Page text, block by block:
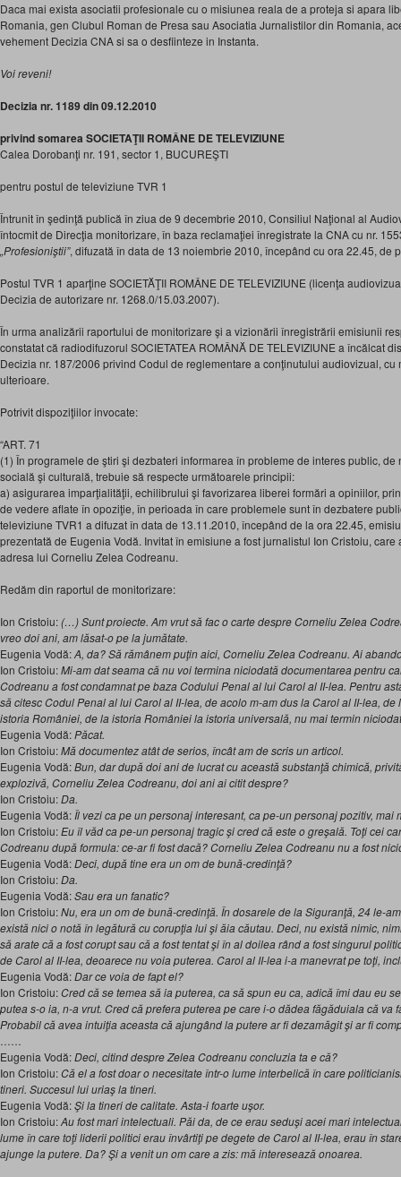
Daca mai exista asociatii profesionale cu o misiunea reala de a proteja si apara
Romania, gen Clubul Roman de Presa sau Asociatia Jurnalistilor din Romania,
vehement Decizia CNA si sa o desfiinteze in Instanta.
Voi reveni!
Decizia nr. 1189 din 09.12.2010
privind somarea SOCIETAŢII ROMÂNE DE TELEVIZIUNE
Calea Dorobanţi nr. 191, sector 1, BUCUREŞTI
pentru postul de televiziune TVR 1
Întrunit în şedinţă publică în ziua de 9 decembrie 2010, Consiliul Naţional al
întocmit de Direcţia monitorizare, în baza reclamaţiei înregistrate la CNA cu nr.
„Profesioniştii”, difuzată în data de 13 noiembrie 2010, începând cu ora 22.45, de
Postul TVR 1 aparţine SOCIETĂŢII ROMÂNE DE TELEVIZIUNE (licenţa
Decizia de autorizare nr. 1268.0/15.03.2007).
În urma analizării raportului de monitorizare şi a vizionării înregistrării emisiunii
constatat că radiodifuzorul SOCIETATEA ROMÂNĂ DE TELEVIZIUNE a încălcat
Decizia nr. 187/2006 privind Codul de reglementare a conţinutului audiovizual,
ulterioare.
Potrivit dispoziţiilor invocate:
“ART. 71
(1) În programele de ştiri şi dezbateri informarea în probleme de interes public,
socială şi culturală, trebuie să respecte următoarele principii:
a) asigurarea imparţialităţii, echilibrului şi favorizarea liberei formări a opiniilor,
de vedere aflate în opoziţie, în perioada în care problemele sunt în dezbatere
televiziune TVR1 a difuzat în data de 13.11.2010, începând de la ora 22.45,
prezentată de Eugenia Vodă. Invitat în emisiune a fost jurnalistul Ion Cristoiu, care
adresa lui Corneliu Zelea Codreanu.
Redăm din raportul de monitorizare:
Ion Cristoiu:(…) Sunt proiecte. Am vrut să fac o carte despre Corneliu Zelea
vreo doi ani, am lăsat-o pe la jumătate.
Eugenia Vodă:A, da? Să rămânem puţin aici, Corneliu Zelea Codreanu. Ai
Ion Cristoiu:Mi-am dat seama că nu voi termina niciodată documentarea pentru
Codreanu a fost condamnat pe baza Codului Penal al lui Carol al II-lea. Pentru
să citesc Codul Penal al lui Carol al II-lea, de acolo m-am dus la Carol al II-lea, de
istoria României, de la istoria României la istoria universală, nu mai termin
Eugenia Vodă:Păcat.
Ion Cristoiu:Mă documentez atât de serios, încât am de scris un articol.
Eugenia Vodă:Bun, dar după doi ani de lucrat cu această substanţă chimică,
explozivă, Corneliu Zelea Codreanu, doi ani ai citit despre?
Ion Cristoiu:Da.
Eugenia Vodă: Îl vezi ca pe un personaj interesant, ca pe-un personaj pozitiv, mai
Ion Cristoiu:Eu îl văd ca pe-un personaj tragic şi cred că este o greşală. Toţi cei
Codreanu după formula: ce-ar fi fost dacă? Corneliu Zelea Codreanu nu a fost
Eugenia Vodă:Deci, după tine era un om de bună-credinţă?
Ion Cristoiu:Da.
Eugenia Vodă:Sau era un fanatic?
Ion Cristoiu:Nu, era un om de bună-credinţă. În dosarele de la Siguranţă, 24 le-
există nici o notă în legătură cu corupţia lui şi ăia căutau. Deci, nu există nimic,
să arate că a fost corupt sau că a fost tentat şi în al doilea rând a fost singurul
de Carol al II-lea, deoarece nu voia puterea. Carol al II-lea i-a manevrat pe toţi,
Eugenia Vodă:Dar ce voia de fapt el?
Ion Cristoiu:Cred că se temea să ia puterea, ca să spun eu ca, adică îmi dau eu
putea s-o ia, n-a vrut. Cred că prefera puterea pe care i-o dădea făgăduiala că va
Probabil că avea intuiţia aceasta că ajungând la putere ar fi dezamăgit şi ar fi
Eugenia Vodă:Deci, citind despre Zelea Codreanu concluzia ta e că?
Ion Cristoiu:Că el a fost doar o necesitate într-o lume interbelică în care
tineri. Succesul lui uriaş la tineri.
Eugenia Vodă:Şi la tineri de calitate. Asta-i foarte uşor.
Ion Cristoiu:Au fost mari intelectuali. Păi da, de ce erau seduşi acei mari
lume în care toţi liderii politici erau învârtiţi pe degete de Carol al II-lea, erau în
ajunge la putere. Da? Şi a venit un om care a zis: mă interesează onoarea.